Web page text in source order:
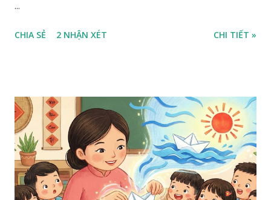
...
CHIA SẺ 2 NHẬN XÉT CHI TIẾT »